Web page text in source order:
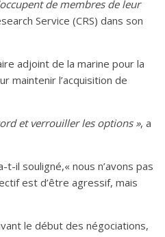
de membres de leur
Service (CRS) dans son
adjoint de la marine pour la
maintenir l’acquisition de
et verrouiller les options », a
il souligné,« nous n’avons pas
est d’être agressif, mais
le début des négociations,